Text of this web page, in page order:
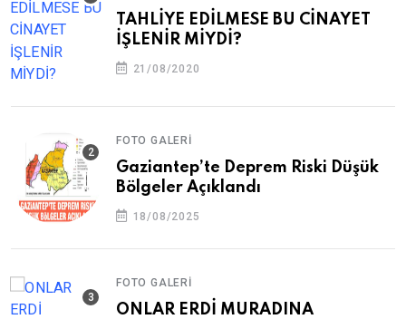
TAHLİYE EDİLMESE BU CİNAYET
İŞLENİR MİYDİ?
21/08/2020
FOTO GALERI
Gaziantep’te Deprem Riski Düşük
Bölgeler Açıklandı
18/08/2025
FOTO GALERI
ONLAR ERDİ MURADINA